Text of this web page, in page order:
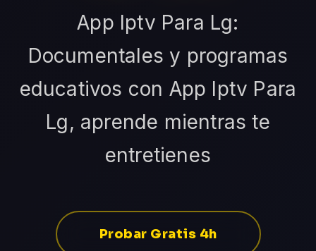
App Iptv Para Lg:
Documentales y programas
educativos con App Iptv Para
Lg, aprende mientras te
entretienes
Probar Gratis 4h